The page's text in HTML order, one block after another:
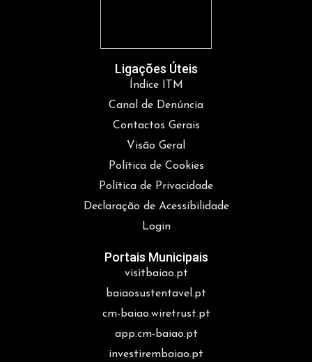
Ligações Úteis
Índice ITM
Canal de Denúncia
Contactos Gerais
Visão Geral
Política de Cookies
Política de Privacidade
Declaração de Acessibilidade
Login
Portais Municipais
visitbaiao.pt
baiaosustentavel.pt
cm-baiao.wiretrust.pt
app.cm-baiao.pt
investirembaiao.pt